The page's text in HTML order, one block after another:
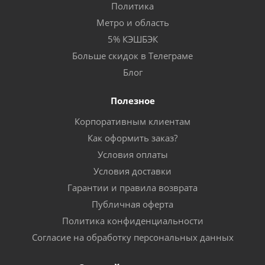
Политика
Метро и область
5% КЭШБЭК
Больше скидок в Телеграме
Блог
Полезное
Корпоративным клиентам
Как оформить заказ?
Условия оплаты
Условия доставки
Гарантии и правила возврата
Публичная оферта
Политика конфиденциальности
Согласие на обработку персональных данных